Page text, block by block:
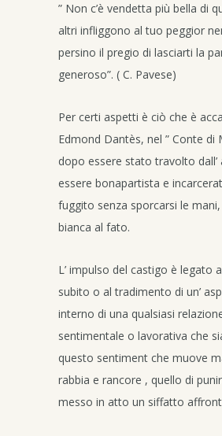
” Non c’è vendetta più bella di
altri infliggono al tuo peggior
persino il pregio di lasciarti la
generoso”. ( C. Pavese)
Per certi aspetti è ciò che è
Edmond Dantès, nel ” Conte di
dopo essere stato travolto dall’
essere bonapartista e
fuggito senza sporcarsi le
bianca al fato.
L’ impulso del castigo è legato
subito o al tradimento di un’
interno di una qualsiasi
sentimentale o lavorativa che
questo sentiment che muove
rabbia e rancore , quello di
messo in atto un siffatto